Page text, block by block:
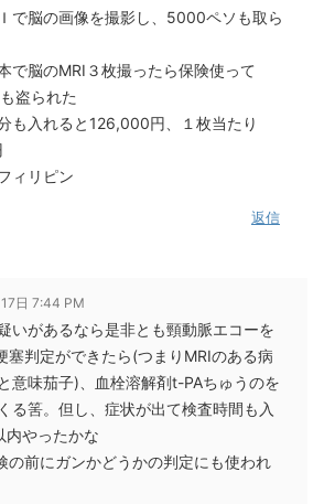
で脳の画像を撮影し、5000ペソも取ら
で脳のMRI３枚撮ったら保険使って
盗られた
も入れると126,000円、１枚当たり
ィリピン
返信
日 7:44 PM
いがあるなら是非とも頸動脈エコーを
塞判定ができたら(つまりMRIのある病
意味茄子)、血栓溶解剤t-PAちゅうのを
る筈。但し、症状が出て検査時間も入
内やったかな
の前にガンかどうかの判定にも使われ